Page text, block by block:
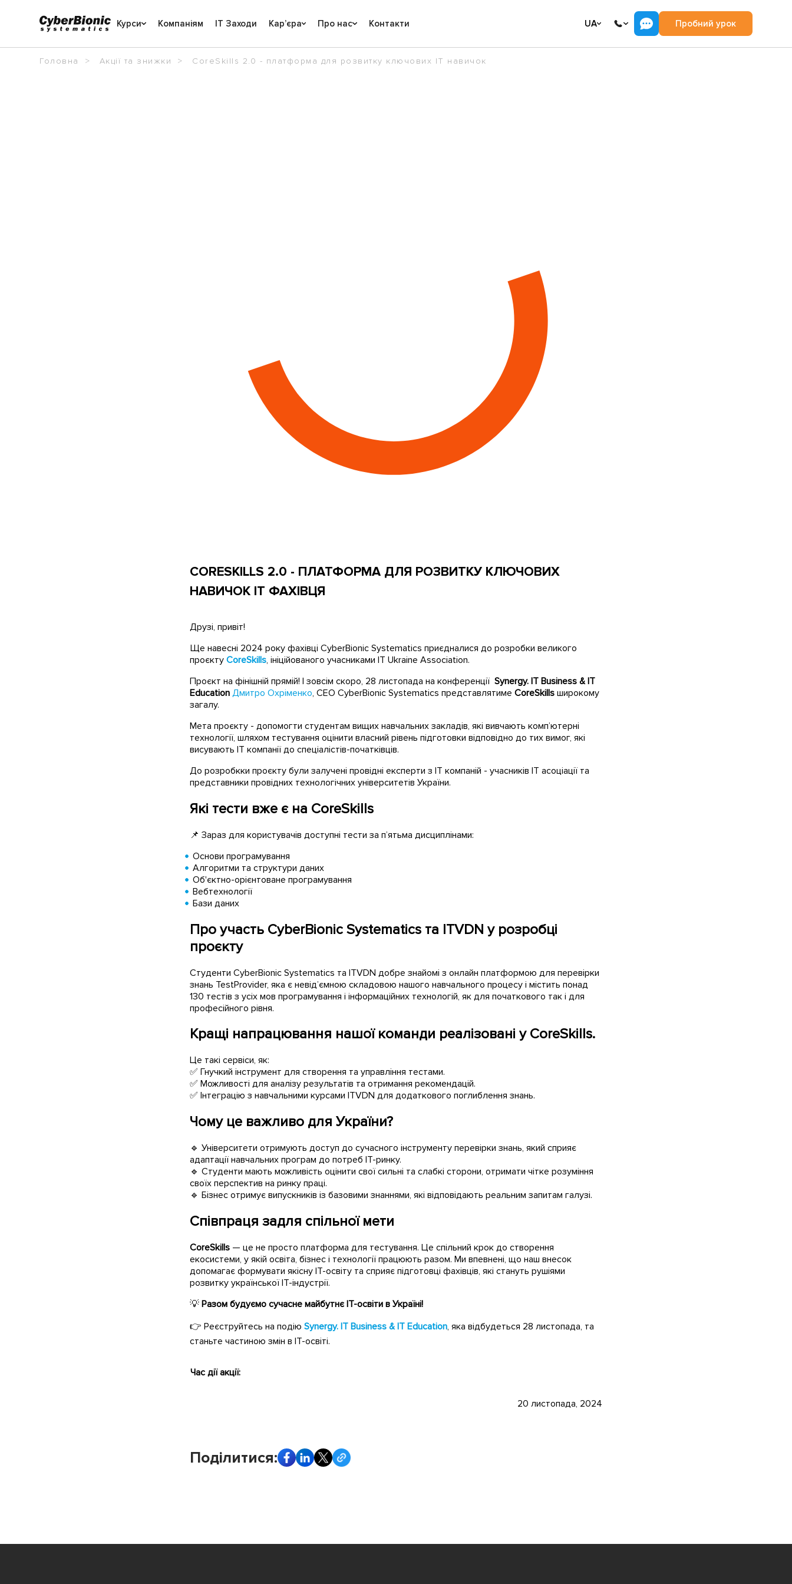
Курси Компаніям IT Заходи Карʼєра Про нас Контакти UA Пробний урок
Головна Акції та знижки CoreSkills 2.0 - платформа для розвитку ключових ІТ навичок
CORESKILLS 2.0 - ПЛАТФОРМА ДЛЯ РОЗВИТКУ КЛЮЧОВИХ
НАВИЧОК ІТ ФАХІВЦЯ
Друзі, привіт!
Ще навесні 2024 року фахівці CyberBionic Systematics приєдналися до розробки великого
проєкту CoreSkills, ініційованого учасниками IT Ukraine Association.
Проєкт на фінішній прямій! І зовсім скоро, 28 листопада на конференції Synergy. IT Business & IT
Education Дмитро Охріменко, CEO CyberBionic Systematics представлятиме CoreSkills широкому
загалу.
Мета проєкту - допомогти студентам вищих навчальних закладів, які вивчають комп’ютерні
технології, шляхом тестування оцінити власний рівень підготовки відповідно до тих вимог, які
висувають IT компанії до спеціалістів-початківців.
До розробкки проєкту були залучені провідні експерти з IT компаній - учасників IT асоціації та
представники провідних технологічних університетів України.
Які тести вже є на CoreSkills
📌 Зараз для користувачів доступні тести за п’ятьма дисциплінами:
Основи програмування
Алгоритми та структури даних
Об'єктно-орієнтоване програмування
Вебтехнології
Бази даних
Про участь CyberBionic Systematics та ITVDN у розробці
проєкту
Студенти CyberBionic Systematics та ITVDN добре знайомі з онлайн платформою для перевірки
знань TestProvider, яка є невід’ємною складовою нашого навчального процесу і містить понад
130 тестів з усіх мов програмування і інформаційних технологій, як для початкового так і для
професійного рівня.
Кращі напрацювання нашої команди реалізовані у CoreSkills.
Це такі сервіси, як:
✅ Гнучкий інструмент для створення та управління тестами.
✅ Можливості для аналізу результатів та отримання рекомендацій.
✅ Інтеграцію з навчальними курсами ITVDN для додаткового поглиблення знань.
Чому це важливо для України?
🔹 Університети отримують доступ до сучасного інструменту перевірки знань, який сприяє
адаптації навчальних програм до потреб IT-ринку.
🔹 Студенти мають можливість оцінити свої сильні та слабкі сторони, отримати чітке розуміння
своїх перспектив на ринку праці.
🔹 Бізнес отримує випускників із базовими знаннями, які відповідають реальним запитам галузі.
Співпраця задля спільної мети
CoreSkills — це не просто платформа для тестування. Це спільний крок до створення
екосистеми, у якій освіта, бізнес і технології працюють разом. Ми впевнені, що наш внесок
допомагає формувати якісну ІТ-освіту та сприяє підготовці фахівців, які стануть рушіями
розвитку української IT-індустрії.
💡 Разом будуємо сучасне майбутнє IT-освіти в Україні!
👉 Реєструйтесь на подію Synergy. IT Business & IT Education, яка відбудеться 28 листопада, та
станьте частиною змін в IT-освіті.
Час дії акції:
20 листопада, 2024
Поділитися: